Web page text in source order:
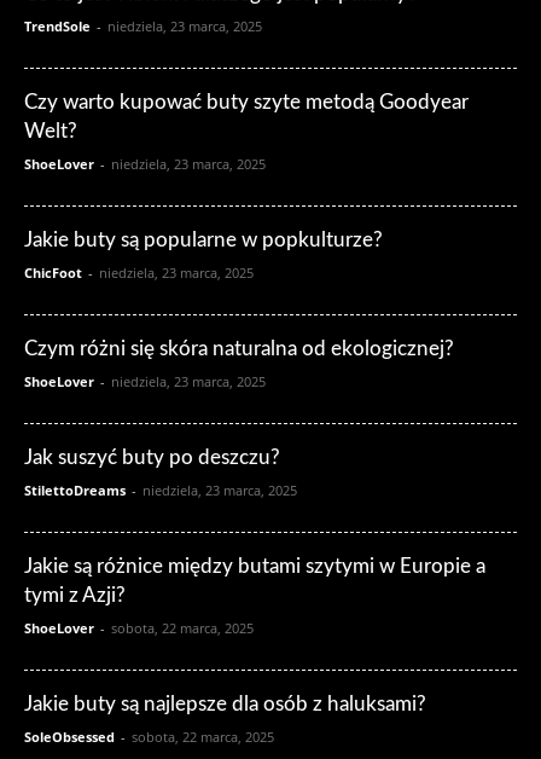
TrendSole - niedziela, 23 marca, 2025
Czy warto kupować buty szyte metodą Goodyear
Welt?
ShoeLover - niedziela, 23 marca, 2025
Jakie buty są popularne w popkulturze?
ChicFoot - niedziela, 23 marca, 2025
Czym różni się skóra naturalna od ekologicznej?
ShoeLover - niedziela, 23 marca, 2025
Jak suszyć buty po deszczu?
StilettoDreams - niedziela, 23 marca, 2025
Jakie są różnice między butami szytymi w Europie a
tymi z Azji?
ShoeLover - sobota, 22 marca, 2025
Jakie buty są najlepsze dla osób z haluksami?
SoleObsessed - sobota, 22 marca, 2025